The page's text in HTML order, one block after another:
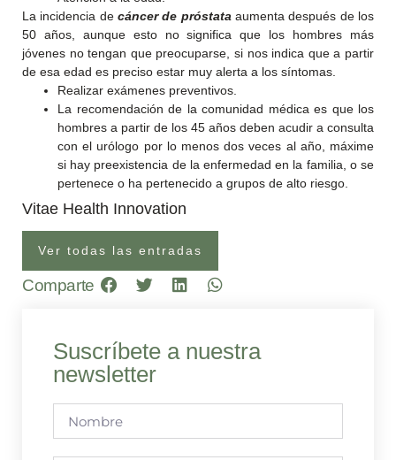
La incidencia de cáncer de próstata aumenta después de los
50 años, aunque esto no significa que los hombres más
jóvenes no tengan que preocuparse, si nos indica que a partir
de esa edad es preciso estar muy alerta a los síntomas.
Realizar exámenes preventivos.
La recomendación de la comunidad médica es que los
hombres a partir de los 45 años deben acudir a consulta
con el urólogo por lo menos dos veces al año, máxime
si hay preexistencia de la enfermedad en la familia, o se
pertenece o ha pertenecido a grupos de alto riesgo.
Vitae Health Innovation
Ver todas las entradas
Comparte
Suscríbete a nuestra
newsletter